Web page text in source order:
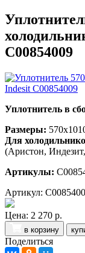
С00854009
Уплотнитель в
Размеры:
Для
(Аристон,
Артикулы:
Артикул:
Цена: 2 270 р.
в корзину
Поделиться